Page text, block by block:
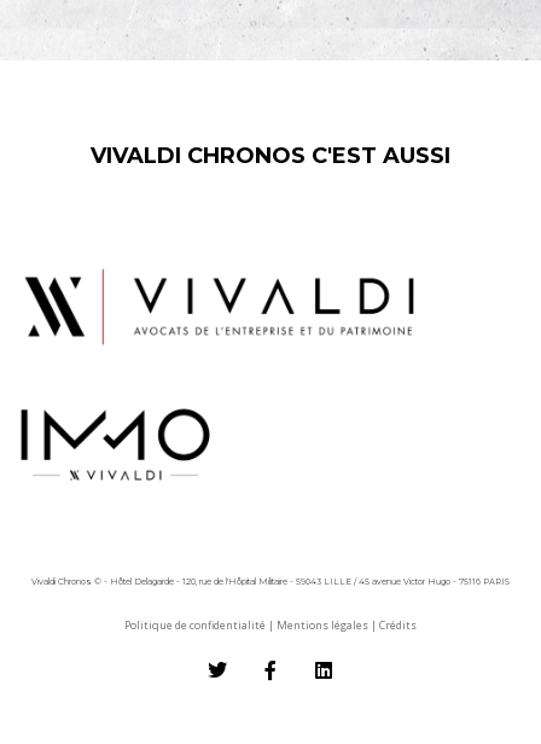
VIVALDI CHRONOS C'EST AUSSI
Vivaldi Chronos © - Hôtel Delagarde - 120, rue de l'Hôpital Militaire - 59043 LILLE / 45 avenue Victor Hugo - 75116 PARIS
Politique de confidentialité | Mentions légales | Crédits